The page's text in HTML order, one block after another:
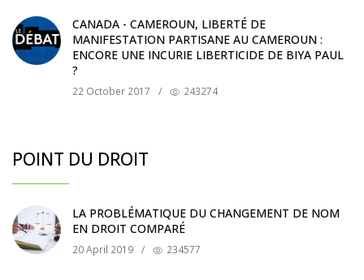
CANADA - CAMEROUN, LIBERTÉ DE
MANIFESTATION PARTISANE AU CAMEROUN :
ENCORE UNE INCURIE LIBERTICIDE DE BIYA PAUL
?
22 October 2017 / 243274
POINT DU DROIT
LA PROBLÉMATIQUE DU CHANGEMENT DE NOM
EN DROIT COMPARÉ
20 April 2019 / 234577